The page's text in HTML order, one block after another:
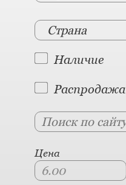
Страна
Наличие
Распродажа
Цена